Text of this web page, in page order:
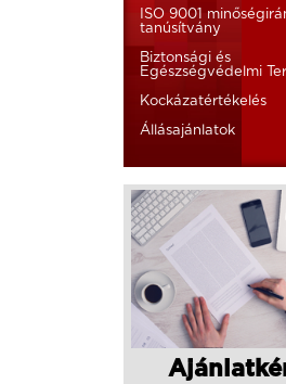
ISO 9001
tanúsítvány
Biztonsági és
Egészségvédelmi
Kockázatértékelés
Állásajánlatok